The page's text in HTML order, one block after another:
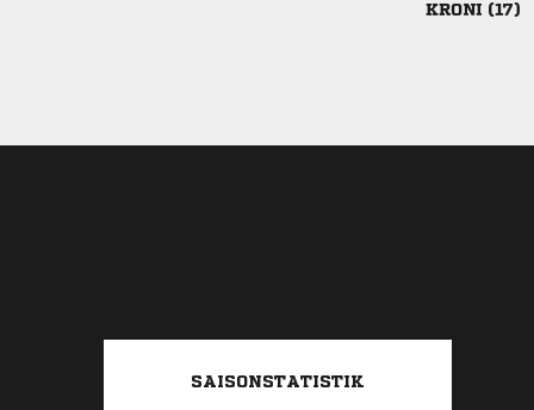
 
SAISONSTATISTIK